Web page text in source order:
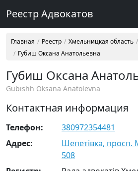
Реестр Адвокатов
Главная Реестр Хмельницкая область
Губиш Оксана Анатольевна
Губиш Оксана
Gubishh Oksana Anatolevna
Контактная информация
Телефон:
380972354481
Адрес:
Шепетівка, просп.
508